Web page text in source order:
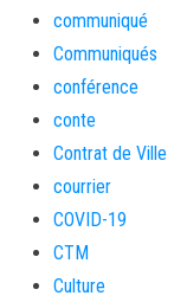
communiqué
Communiqués
conférence
conte
Contrat de Ville
courrier
COVID-19
CTM
Culture